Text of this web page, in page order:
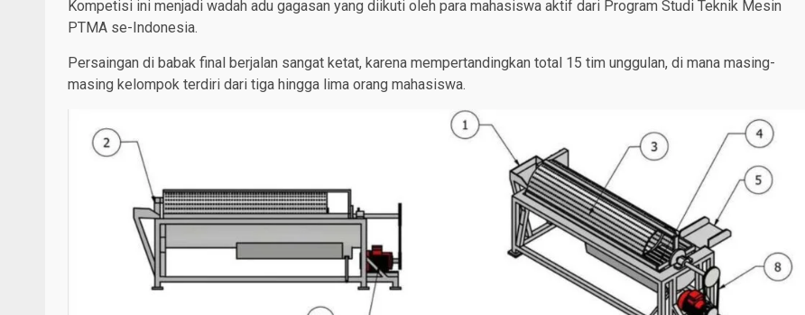
Kompetisi ini menjadi wadah adu gagasan yang diikuti oleh para mahasiswa aktif dari Program Studi Teknik Mesin
PTMA se-Indonesia.
Persaingan di babak final berjalan sangat ketat, karena mempertandingkan total 15 tim unggulan, di mana masing-
masing kelompok terdiri dari tiga hingga lima orang mahasiswa.